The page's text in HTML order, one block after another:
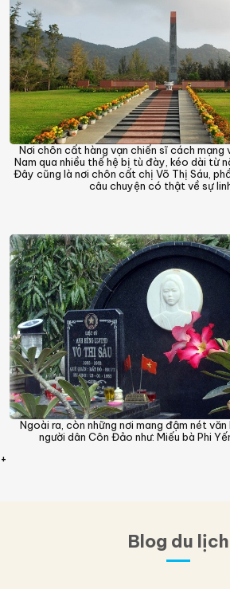
Nơi chôn cất hàng vạn chiến sĩ cách mạng
Nam qua nhiều thế hệ bị tù đày, kéo dài từ
Đây cũng là nơi chôn cất chị Võ Thị Sáu,
câu chuyện có thật về sự
Ngoài ra, còn những nơi mang đậm nét
người dân Côn Đảo như: Miếu bà Phi
+
Blog du lịch